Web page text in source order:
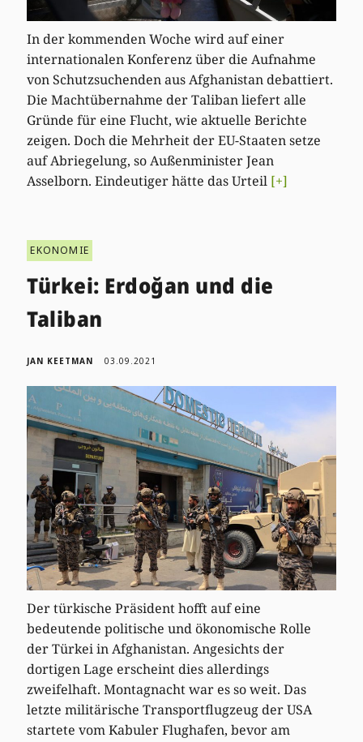
In der kommenden Woche wird auf einer
internationalen Konferenz über die Aufnahme
von Schutzsuchenden aus Afghanistan debattiert.
Die Machtübernahme der Taliban liefert alle
Gründe für eine Flucht, wie aktuelle Berichte
zeigen. Doch die Mehrheit der EU-Staaten setze
auf Abriegelung, so Außenminister Jean
Asselborn. Eindeutiger hätte das Urteil [+]
EKONOMIE
Türkei: Erdoğan und die
Taliban
JAN KEETMAN 03.09.2021
Der türkische Präsident hofft auf eine
bedeutende politische und ökonomische Rolle
der Türkei in Afghanistan. Angesichts der
dortigen Lage erscheint dies allerdings
zweifelhaft. Montagnacht war es so weit. Das
letzte militärische Transportflugzeug der USA
startete vom Kabuler Flughafen, bevor am